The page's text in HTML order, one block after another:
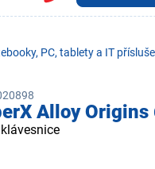
PC, tablety a IT
Alloy Origins